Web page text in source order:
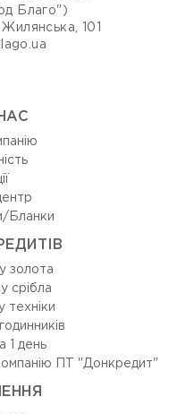
Благо")
101
Бланки
золота
срібла
техніки
1 день
ПТ "Донкредит"